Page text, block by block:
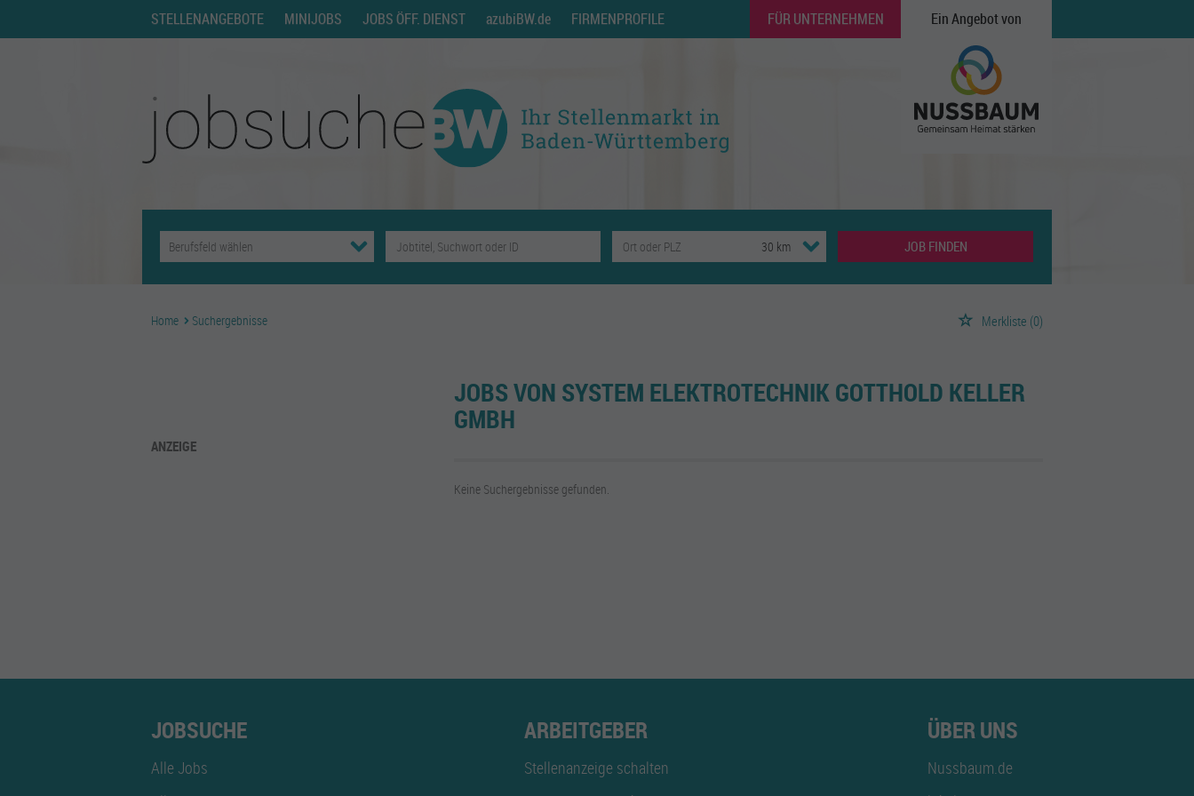
STELLENANGEBOTE MINIJOBS JOBS ÖFF. DIENST azubiBW.de FIRMENPROFILE FÜR UNTERNEHMEN Ein Angebot von
JOB FINDEN
Home Suchergebnisse Merkliste (0)
ANZEIGE
JOBS VON SYSTEM ELEKTROTECHNIK GOTTHOLD KELLER
GMBH
Keine Suchergebnisse gefunden.
JOBSUCHE
Alle Jobs
ARBEITGEBER
Stellenanzeige schalten
ÜBER UNS
Nussbaum.de